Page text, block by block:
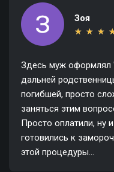
Зоя
★ ★ ★
★ ★ ★
Здесь муж оформлял
дальней
погибшей, просто
заняться этим
Просто оплатили, ну
готовились к
этой процедуры...